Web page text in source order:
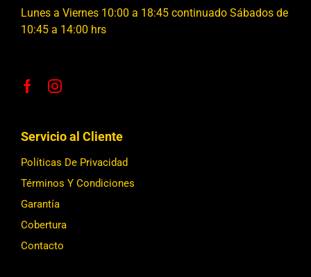
Lunes a Viernes 10:00 a 18:45 continuado Sábados de
10:45 a 14:00 hrs
Servicio al Cliente
Políticas De Privacidad
Términos Y Condiciones
Garantía
Cobertura
Contacto